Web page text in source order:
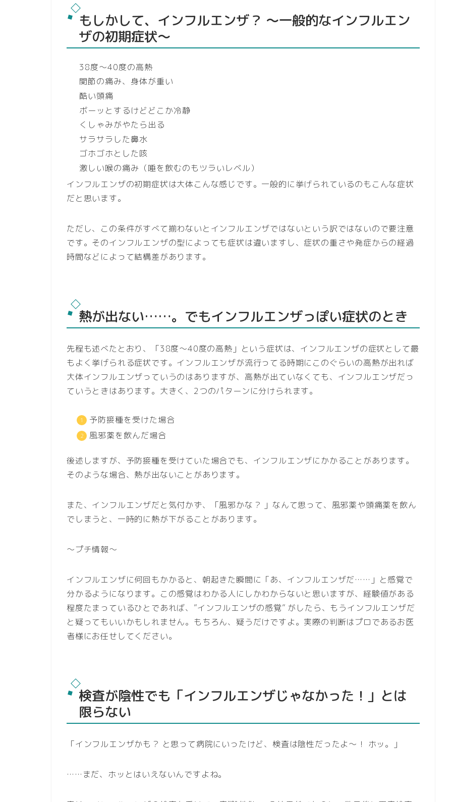
もしかして、インフルエンザ？ ～一般的なインフルエン
ザの初期症状～
38度～40度の高熱
関節の痛み、身体が重い
酷い頭痛
ボーッとするけどどこか冷静
くしゃみがやたら出る
サラサラした鼻水
ゴホゴホとした咳
激しい喉の痛み（唾を飲むのもツラいレベル）
インフルエンザの初期症状は大体こんな感じです。一般的に挙げられているのもこんな症状
だと思います。
ただし、この条件がすべて揃わないとインフルエンザではないという訳ではないので要注意
です。そのインフルエンザの型によっても症状は違いますし、症状の重さや発症からの経過
時間などによって結構差があります。
熱が出ない……。でもインフルエンザっぽい症状のとき
先程も述べたとおり、「38度～40度の高熱」という症状は、インフルエンザの症状として最
もよく挙げられる症状です。インフルエンザが流行ってる時期にこのぐらいの高熱が出れば
大体インフルエンザっていうのはありますが、高熱が出ていなくても、インフルエンザだっ
ていうときはあります。大きく、2つのパターンに分けられます。
予防接種を受けた場合
風邪薬を飲んだ場合
後述しますが、予防接種を受けていた場合でも、インフルエンザにかかることがあります。
そのような場合、熱が出ないことがあります。
また、インフルエンザだと気付かず、「風邪かな？ 」なんて思って、風邪薬や頭痛薬を飲ん
でしまうと、一時的に熱が下がることがあります。
～プチ情報～
インフルエンザに何回もかかると、朝起きた瞬間に「あ、インフルエンザだ……」と感覚で
分かるようになります。この感覚はわかる人にしかわからないと思いますが、経験値がある
程度たまっているひとであれば、”インフルエンザの感覚” がしたら、もうインフルエンザだ
と疑ってもいいかもしれません。もちろん、疑うだけですよ。実際の判断はプロであるお医
者様にお任せしてください。
検査が陰性でも「インフルエンザじゃなかった！」とは
限らない
「インフルエンザかも？ と思って病院にいったけど、検査は陰性だったよ～！ ホッ。」
……まだ、ホッとはいえないんですよね。